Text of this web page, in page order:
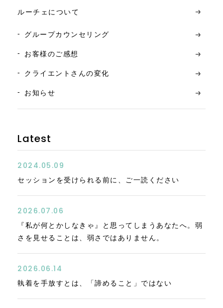
ルーチェについて
グループカウンセリング
お客様のご感想
クライエントさんの変化
お知らせ
Latest
2024.05.09
セッションを受けられる前に、ご一読ください
2026.07.06
『私が何とかしなきゃ』と思ってしまうあなたへ。弱
さを見せることは、弱さではありません。
2026.06.14
執着を手放すとは、「諦めること」ではない